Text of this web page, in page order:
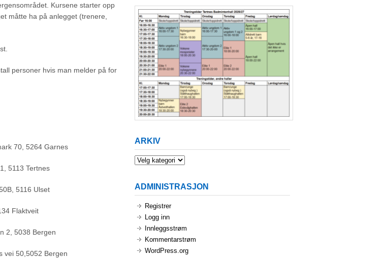
Kursene starter opp
måtte ha på anlegget (trenere,
personer hvis man melder på for
70, 5264 Garnes
5113 Tertnes
5116 Ulset
Flaktveit
2, 5038 Bergen
vei 50,5052 Bergen
ARKIV
Arkiv
ADMINISTRASJON
Registrer
Logg inn
Innleggsstrøm
Kommentarstrøm
WordPress.org